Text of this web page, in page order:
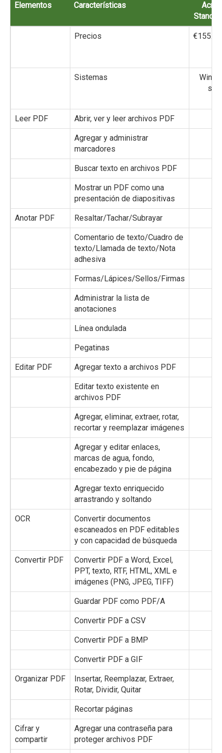
Elementos Características
Precios
Sistemas
Leer PDF Abrir, ver y leer archivos PDF
Agregar y administrar
marcadores
Buscar texto en archivos PDF
Mostrar un PDF como una
presentación de diapositivas
Anotar PDF Resaltar/Tachar/Subrayar
Comentario de texto/Cuadro de
texto/Llamada de texto/Nota
adhesiva
Formas/Lápices/Sellos/Firmas
Administrar la lista de
anotaciones
Línea ondulada
Pegatinas
Editar PDF Agregar texto a archivos PDF
Editar texto existente en
archivos PDF
Agregar, eliminar, extraer, rotar,
recortar y reemplazar imágenes
Agregar y editar enlaces,
marcas de agua, fondo,
encabezado y pie de página
Agregar texto enriquecido
arrastrando y soltando
OCR
Convertir documentos
escaneados en PDF editables
y con capacidad de búsqueda
Convertir PDF
Convertir PDF a Word, Excel,
PPT, texto, RTF, HTML, XML e
imágenes (PNG, JPEG, TIFF)
Guardar PDF como PDF/A
Convertir PDF a CSV
Convertir PDF a BMP
Convertir PDF a GIF
Organizar PDF
Insertar, Reemplazar, Extraer,
Rotar, Dividir, Quitar
Recortar páginas
Cifrar y
compartir
Agregar una contraseña para
proteger archivos PDF